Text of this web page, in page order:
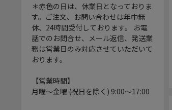
＊赤色の日は、休業日となっておりま
す。ご注文、お問い合わせは年中無
休、24時間受付しております。 お電
話でのお問合せ、メール返信、発送業
務は営業日のみ対応させていただいて
おります。
【営業時間】
月曜～金曜 (祝日を除く) 9:00～17:00